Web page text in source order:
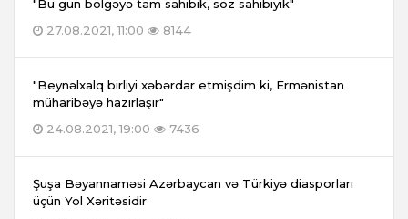
"Bu gün bölgəyə tam sahibik, söz sahibiyik"
27.08.2021, 11:00
8144
"Beynəlxalq birliyi xəbərdar etmişdim ki, Ermənistan
müharibəyə hazırlaşır"
24.08.2021, 19:00
7436
Şuşa Bəyannaməsi Azərbaycan və Türkiyə diasporları
üçün Yol Xəritəsidir